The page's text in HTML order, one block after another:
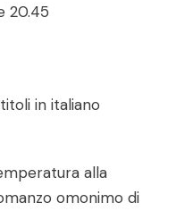
20.45
in italiano
alla
omonimo di